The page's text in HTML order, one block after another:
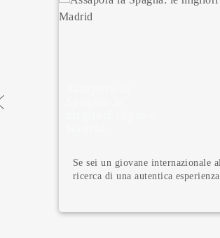
Se sei un giovane internazionale
ricerca di una autentica esperienza